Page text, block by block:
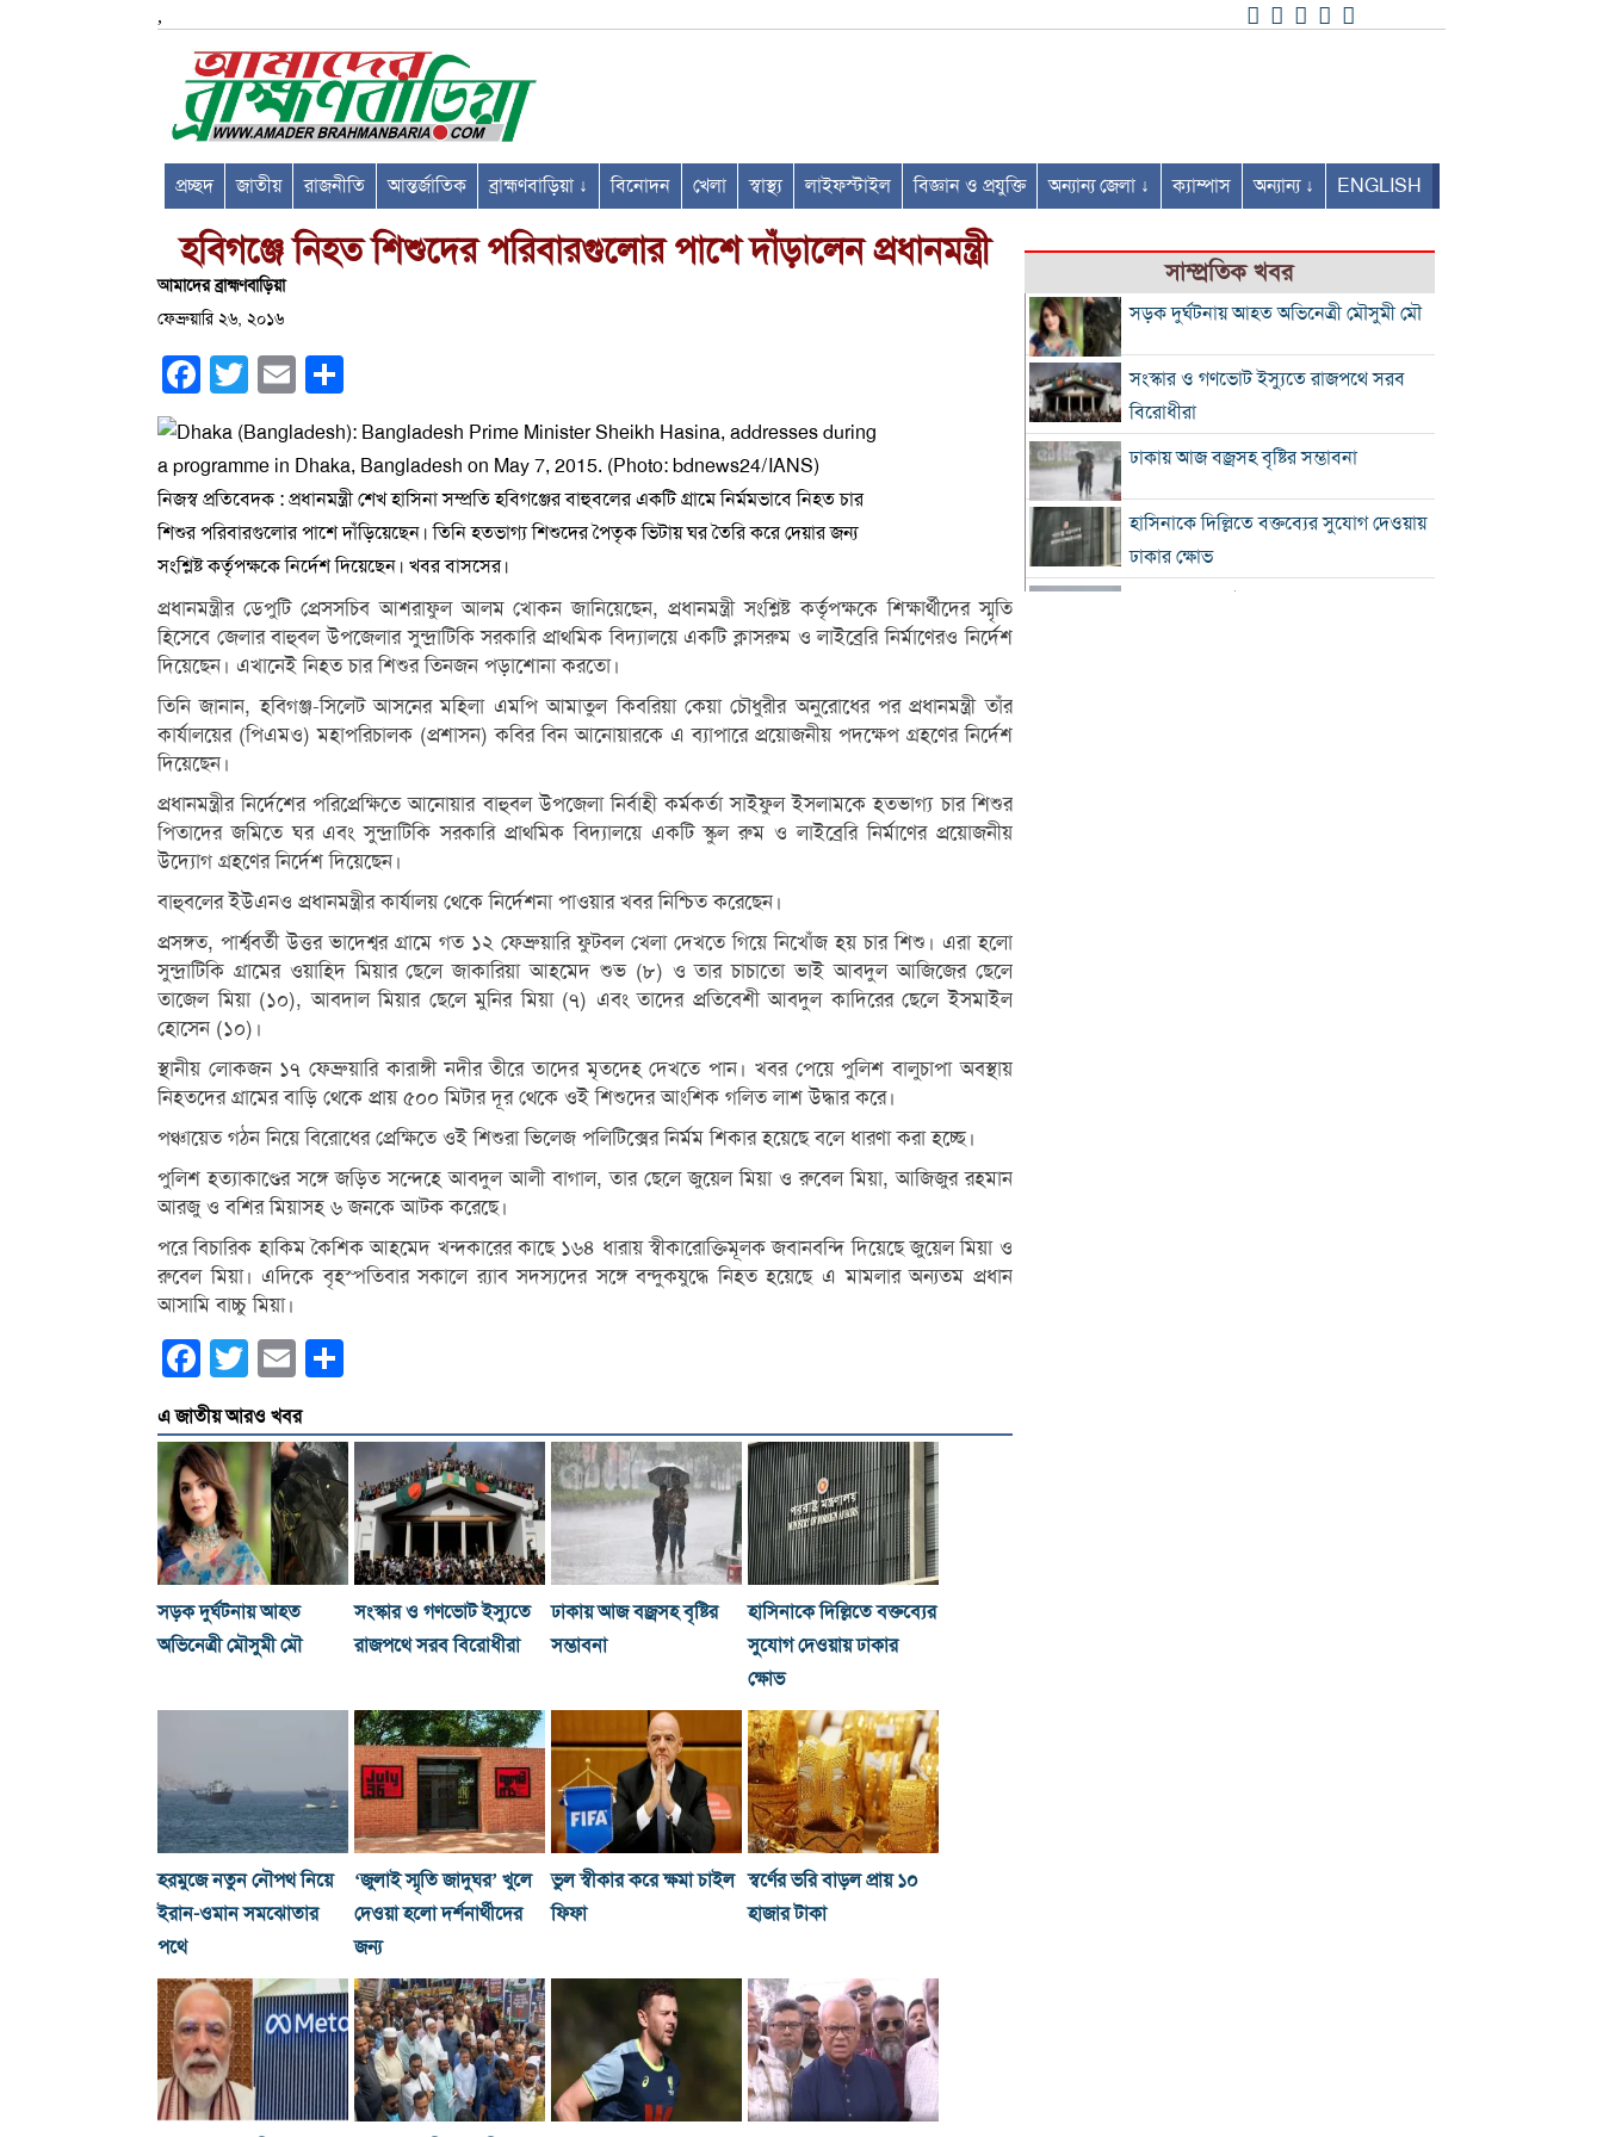
,
প্রচ্ছদ জাতীয় রাজনীতি আন্তর্জাতিক ব্রাহ্মণবাড়িয়া ↓ বিনোদন খেলা স্বাস্থ্য লাইফস্টাইল বিজ্ঞান ও প্রযুক্তি অন্যান্য জেলা ↓ ক্যাম্পাস অন্যান্য ↓ ENGLISH
হবিগঞ্জে নিহত শিশুদের পরিবারগুলোর পাশে দাঁড়ালেন প্রধানমন্ত্রী
আমাদের ব্রাহ্মণবাড়িয়া
ফেব্রুয়ারি ২৬, ২০১৬
Facebook
Twitter Email
নিজস্ব প্রতিবেদক : প্রধানমন্ত্রী শেখ হাসিনা সম্প্রতি হবিগঞ্জের বাহুবলের একটি গ্রামে নির্মমভাবে নিহত চার
শিশুর পরিবারগুলোর পাশে দাঁড়িয়েছেন। তিনি হতভাগ্য শিশুদের পৈতৃক ভিটায় ঘর তৈরি করে দেয়ার জন্য
সংশ্লিষ্ট কর্তৃপক্ষকে নির্দেশ দিয়েছেন। খবর বাসসের।
প্রধানমন্ত্রীর ডেপুটি প্রেসসচিব আশরাফুল আলম খোকন জানিয়েছেন, প্রধানমন্ত্রী সংশ্লিষ্ট কর্তৃপক্ষকে শিক্ষার্থীদের স্মৃতি
হিসেবে জেলার বাহুবল উপজেলার সুন্দ্রাটিকি সরকারি প্রাথমিক বিদ্যালয়ে একটি ক্লাসরুম ও লাইব্রেরি নির্মাণেরও নির্দেশ
দিয়েছেন। এখানেই নিহত চার শিশুর তিনজন পড়াশোনা করতো।
তিনি জানান, হবিগঞ্জ-সিলেট আসনের মহিলা এমপি আমাতুল কিবরিয়া কেয়া চৌধুরীর অনুরোধের পর প্রধানমন্ত্রী তাঁর
কার্যালয়ের (পিএমও) মহাপরিচালক (প্রশাসন) কবির বিন আনোয়ারকে এ ব্যাপারে প্রয়োজনীয় পদক্ষেপ গ্রহণের নির্দেশ
দিয়েছেন।
প্রধানমন্ত্রীর নির্দেশের পরিপ্রেক্ষিতে আনোয়ার বাহুবল উপজেলা নির্বাহী কর্মকর্তা সাইফুল ইসলামকে হতভাগ্য চার শিশুর
পিতাদের জমিতে ঘর এবং সুন্দ্রাটিকি সরকারি প্রাথমিক বিদ্যালয়ে একটি স্কুল রুম ও লাইব্রেরি নির্মাণের প্রয়োজনীয়
উদ্যোগ গ্রহণের নির্দেশ দিয়েছেন।
বাহুবলের ইউএনও প্রধানমন্ত্রীর কার্যালয় থেকে নির্দেশনা পাওয়ার খবর নিশ্চিত করেছেন।
প্রসঙ্গত, পার্শ্ববর্তী উত্তর ভাদেশ্বর গ্রামে গত ১২ ফেব্রুয়ারি ফুটবল খেলা দেখতে গিয়ে নিখোঁজ হয় চার শিশু। এরা হলো
সুন্দ্রাটিকি গ্রামের ওয়াহিদ মিয়ার ছেলে জাকারিয়া আহমেদ শুভ (৮) ও তার চাচাতো ভাই আবদুল আজিজের ছেলে
তাজেল মিয়া (১০), আবদাল মিয়ার ছেলে মুনির মিয়া (৭) এবং তাদের প্রতিবেশী আবদুল কাদিরের ছেলে ইসমাইল
হোসেন (১০)।
স্থানীয় লোকজন ১৭ ফেব্রুয়ারি কারাঙ্গী নদীর তীরে তাদের মৃতদেহ দেখতে পান। খবর পেয়ে পুলিশ বালুচাপা অবস্থায়
নিহতদের গ্রামের বাড়ি থেকে প্রায় ৫০০ মিটার দূর থেকে ওই শিশুদের আংশিক গলিত লাশ উদ্ধার করে।
পঞ্চায়েত গঠন নিয়ে বিরোধের প্রেক্ষিতে ওই শিশুরা ভিলেজ পলিটিক্সের নির্মম শিকার হয়েছে বলে ধারণা করা হচ্ছে।
পুলিশ হত্যাকাণ্ডের সঙ্গে জড়িত সন্দেহে আবদুল আলী বাগাল, তার ছেলে জুয়েল মিয়া ও রুবেল মিয়া, আজিজুর রহমান
আরজু ও বশির মিয়াসহ ৬ জনকে আটক করেছে।
পরে বিচারিক হাকিম কৈশিক আহমেদ খন্দকারের কাছে ১৬৪ ধারায় স্বীকারোক্তিমূলক জবানবন্দি দিয়েছে জুয়েল মিয়া ও
রুবেল মিয়া। এদিকে বৃহস্পতিবার সকালে র‌্যাব সদস্যদের সঙ্গে বন্দুকযুদ্ধে নিহত হয়েছে এ মামলার অন্যতম প্রধান
আসামি বাচ্চু মিয়া।
Facebook
Twitter Email
এ জাতীয় আরও খবর
সড়ক দুর্ঘটনায় আহত
অভিনেত্রী মৌসুমী মৌ
সংস্কার ও গণভোট ইস্যুতে
রাজপথে সরব বিরোধীরা
ঢাকায় আজ বজ্রসহ বৃষ্টির
সম্ভাবনা
হাসিনাকে দিল্লিতে বক্তব্যের
সুযোগ দেওয়ায় ঢাকার
ক্ষোভ
হরমুজে নতুন নৌপথ নিয়ে
ইরান-ওমান সমঝোতার
পথে
‘জুলাই স্মৃতি জাদুঘর’ খুলে
দেওয়া হলো দর্শনার্থীদের
জন্য
ভুল স্বীকার করে ক্ষমা চাইল
ফিফা
স্বর্ণের ভরি বাড়ল প্রায় ১০
হাজার টাকা
সাম্প্রতিক খবর
সড়ক দুর্ঘটনায় আহত অভিনেত্রী মৌসুমী মৌ
সংস্কার ও গণভোট ইস্যুতে রাজপথে সরব
বিরোধীরা
ঢাকায় আজ বজ্রসহ বৃষ্টির সম্ভাবনা
হাসিনাকে দিল্লিতে বক্তব্যের সুযোগ দেওয়ায়
ঢাকার ক্ষোভ